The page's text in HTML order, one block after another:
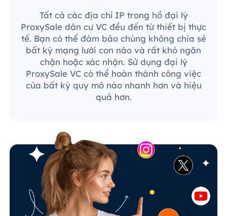
Tất cả các địa chỉ IP trong hồ đại lý
ProxySale dân cư VC đều đến từ thiết bị thực
tế. Bạn có thể đảm bảo chúng không chia sẻ
bất kỳ mạng lưới con nào và rất khó ngăn
chặn hoặc xác nhận. Sử dụng đại lý
ProxySale VC có thể hoàn thành công việc
của bất kỳ quy mô nào nhanh hơn và hiệu
quả hơn.